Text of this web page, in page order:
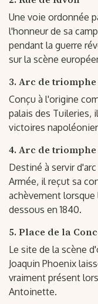
Une voie ordonnée
l'honneur de sa
pendant la guerre
sur la scène
3. Arc de
Conçu à l'origine
palais des Tuileries,
victoires
4. Arc de triomphe
Destiné à servir
Armée, il reçut sa
achèvement lorsque
dessous en 1840.
5. Place de la
Le site de la scène
Joaquin Phoenix
vraiment présent
Antoinette.